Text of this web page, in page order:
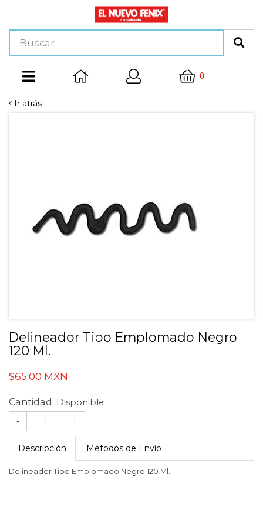
0
Ir atrás
Delineador Tipo Emplomado Negro
120 Ml.
$65.00 MXN
Cantidad: Disponible
-
+
Descripción Métodos de Envío
Delineador Tipo Emplomado Negro 120 Ml.